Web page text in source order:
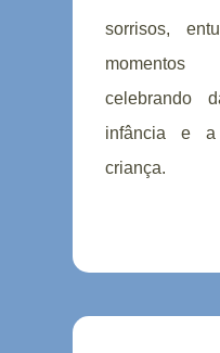
sorrisos,
celebrando
infância e
criança.